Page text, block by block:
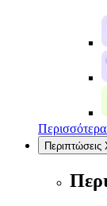
Περισσότερα
Περιπτώσεις